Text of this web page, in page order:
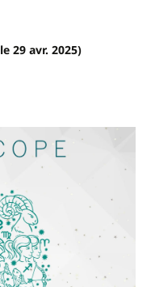
29 avr. 2025)